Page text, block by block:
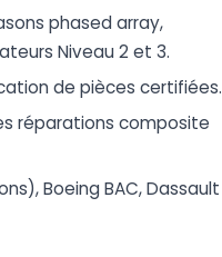
phased array,
Niveau 2 et 3.
de pièces certifiées.
réparations composite
Boeing BAC, Dassault